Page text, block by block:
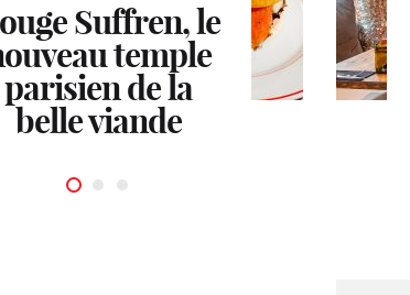
Suffren, le
temple
parisien de la
belle viande
BISTROT
table qui ne
vous prend pas
pour un schnock
BISTROT
Café de
l’Esplanade